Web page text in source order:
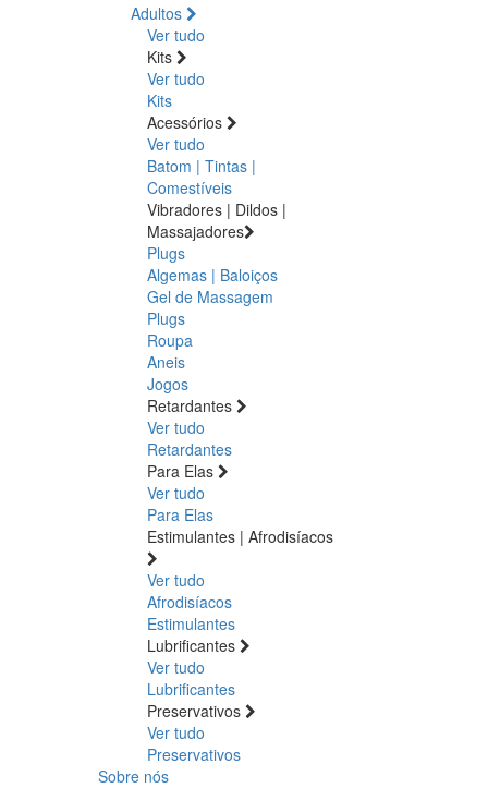
Adultos
Ver tudo
Kits
Ver tudo
Kits
Acessórios
Ver tudo
Batom | Tintas |
Comestíveis
Vibradores | Dildos |
Massajadores
Plugs
Algemas | Baloiços
Gel de Massagem
Plugs
Roupa
Aneis
Jogos
Retardantes
Ver tudo
Retardantes
Para Elas
Ver tudo
Para Elas
Estimulantes | Afrodisíacos
Ver tudo
Afrodisíacos
Estimulantes
Lubrificantes
Ver tudo
Lubrificantes
Preservativos
Ver tudo
Preservativos
Sobre nós